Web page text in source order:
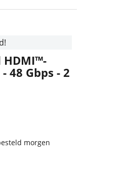
​​HDMI™-
48 Gbps - 2
morgen